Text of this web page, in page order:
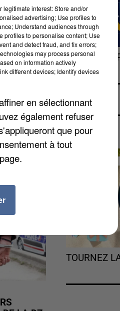
18h à
GAGNER
TOURNEZ
interest: Store and/or
advertising; Use profiles to
Understand audiences through
profiles to personalise content; Use
and detect fraud, and fix errors;
may process personal
on information actively
different devices; Identify devices
en sélectionnant
également refuser
que pour
à tout